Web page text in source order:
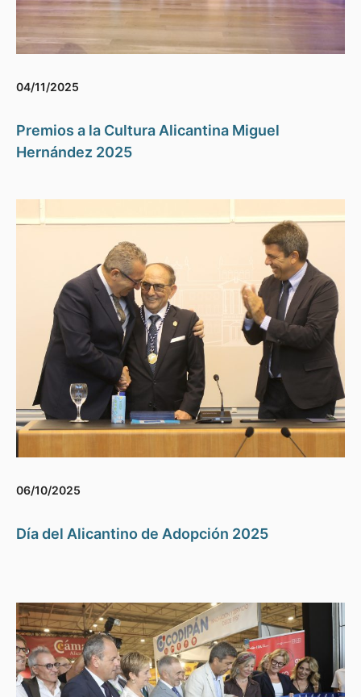
04/11/2025
Premios a la Cultura Alicantina Miguel
Hernández 2025
06/10/2025
Día del Alicantino de Adopción 2025